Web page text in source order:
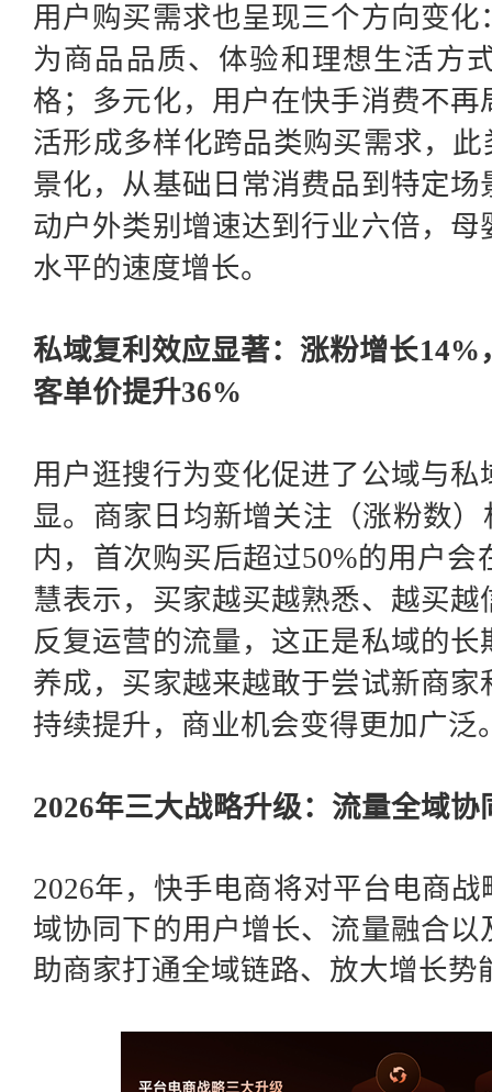
用户购买需求也呈现三个方向变
为商品品质、体验和理想生活方
格；多元化，用户在快手消费不
活形成多样化跨品类购买需求，
景化，从基础日常消费品到特定
动户外类别增速达到行业六倍，
水平的速度增长。
私域复利效应显著：涨粉增长14%
客单价提升36%
用户逛搜行为变化促进了公域与
显。商家日均新增关注（涨粉数
内，首次购买后超过50%的用户
慧表示，买家越买越熟悉、越买
反复运营的流量，这正是私域的
养成，买家越来越敢于尝试新商
持续提升，商业机会变得更加广泛
2026年三大战略升级：流量全域
2026年，快手电商将对平台电商
域协同下的用户增长、流量融合
助商家打通全域链路、放大增长势